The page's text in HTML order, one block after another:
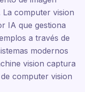
La computer vision
IA que gestiona
a través de
modernos
vision captura
computer vision